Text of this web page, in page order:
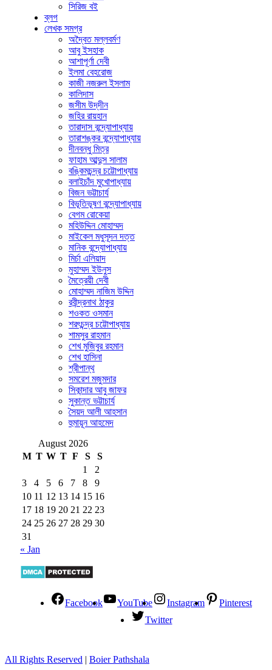
সিরিজ বই
ব্লগ
লেখক সমগ্র
অদ্বৈত মল্লবর্মণ
আবু ইসহাক
আশাপূর্ণা দেবী
ইলমা বেহরোজ
কাজী নজরুল ইসলাম
কালিদাস
জসীম উদ্‌দীন
জহির রায়হান
তারাদাস বন্দ্যোপাধ্যায়
তারাশঙ্কর বন্দ্যোপাধ্যায়
দীনবন্ধু মিত্র
ফাহাম আব্দুস সালাম
বঙ্কিমচন্দ্র চট্টোপাধ্যায়
বলাইচাঁদ মুখোপাধ্যায়
বিজন ভট্টাচার্য
বিভূতিভূষণ বন্দ্যোপাধ্যায়
বেগম রোকেয়া
মহিউদ্দিন মোহাম্মদ
মাইকেল মধুসূদন দত্ত
মানিক বন্দ্যোপাধ্যায়
মির্চা এলিয়াদ
মুহাম্মদ ইউনুস
মৈত্রেয়ী দেবী
মোহাম্মদ নাজিম উদ্দিন
রবীন্দ্রনাথ ঠাকুর
শওকত ওসমান
শরৎচন্দ্র চট্টোপাধ্যায়
শামসুর রাহমান
শেখ মুজিবুর রহমান
শেখ হাসিনা
শ্রীপান্থ
সমরেশ মজুমদার
সিকান্দার আবু জাফর
সুকান্ত ভট্টাচার্য
সৈয়দ আলী আহসান
হুমায়ূন আহমেদ
August 2026
M T W T F S
S
1
2
3
4 5 6 7 8
9
10 11 12 13 14 15 16
17 18 19 20 21 22 23
24 25 26 27 28 29 30
31
« Jan
Facebook YouTube Instagram
Pinterest
Twitter
All Rights Reserved | Boier Pathshala